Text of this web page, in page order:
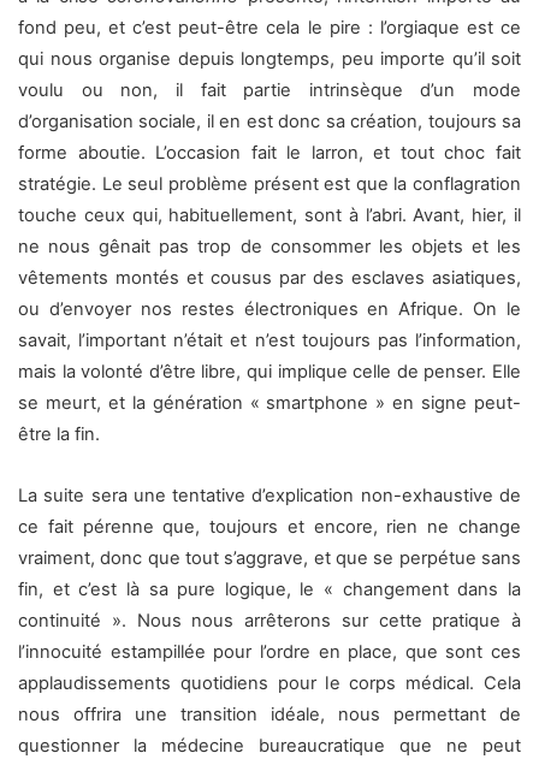
fond peu, et c’est peut-être cela le pire : l’orgiaque est ce
qui nous organise depuis longtemps, peu importe qu’il soit
voulu ou non, il fait partie intrinsèque d’un mode
d’organisation sociale, il en est donc sa création, toujours sa
forme aboutie. L’occasion fait le larron, et tout choc fait
stratégie. Le seul problème présent est que la conflagration
touche ceux qui, habituellement, sont à l’abri. Avant, hier, il
ne nous gênait pas trop de consommer les objets et les
vêtements montés et cousus par des esclaves asiatiques,
ou d’envoyer nos restes électroniques en Afrique. On le
savait, l’important n’était et n’est toujours pas l’information,
mais la volonté d’être libre, qui implique celle de penser. Elle
se meurt, et la génération « smartphone » en signe peut-
être la fin.
La suite sera une tentative d’explication non-exhaustive de
ce fait pérenne que, toujours et encore, rien ne change
vraiment, donc que tout s’aggrave, et que se perpétue sans
fin, et c’est là sa pure logique, le « changement dans la
continuité ». Nous nous arrêterons sur cette pratique à
l’innocuité estampillée pour l’ordre en place, que sont ces
applaudissements quotidiens pour le corps médical. Cela
nous offrira une transition idéale, nous permettant de
questionner la médecine bureaucratique que ne peut